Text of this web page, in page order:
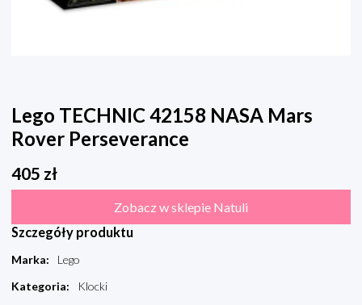
Lego TECHNIC 42158 NASA Mars
Rover Perseverance
405 zł
Zobacz w sklepie Natuli
Szczegóły produktu
Marka:
Lego
Kategoria:
Klocki